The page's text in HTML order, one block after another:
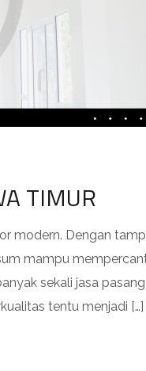
TIMUR
modern. Dengan
mampu
sekali jasa
tentu menjadi […]